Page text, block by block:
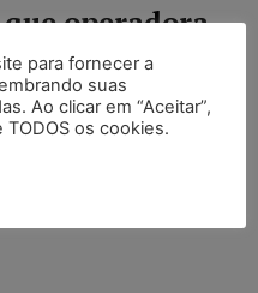
operadora
18/12/2016
decisãoO juiz
Vara Cível de Santos,
para fornecer a
suas
Ao clicar em “Aceitar”,
os cookies.